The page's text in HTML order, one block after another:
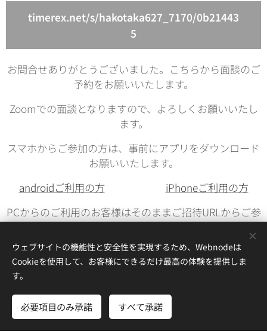
timerex.net/s/hakotaka627_7170/0b21443
5
お問合せありがとうございました。こちらから面談のご
予約をお願いいたします。
Zoomでの面談となりますので、よろしくお願いいたし
ます。
スマホからご参加の方は、事前にアプリをダウンロード
お願いいたします。
androidご利用の方
iPhoneご利用の方
PCからのご利用のお客様はそのままご招待URLからご参
加できます。
目利氣358 株式会社
〒542-0061 大阪府大阪市中央区安堂寺町２丁目６−１４ 松屋町ＭＴ
ウェブサイトの機能性と安全性を実現するため、Webnodeは
Cookieを使用して、お客様にできるだけ最高の体験を提供しま
す。
必要項目のみ承諾 すべて承諾